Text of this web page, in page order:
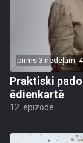
pirms 3 nedēļām,
Praktiski
ēdienkartē
12. epizode